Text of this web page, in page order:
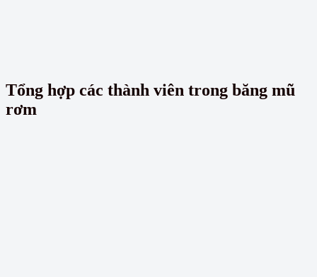
Tổng hợp các thành viên trong băng mũ
rơm